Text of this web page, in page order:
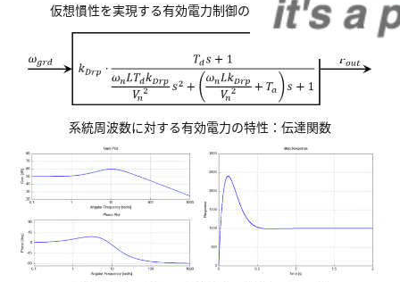
仮想慣性を実現する有効電力制御のブロック線図の例
系統周波数に対する有効電力の特性：伝達関数